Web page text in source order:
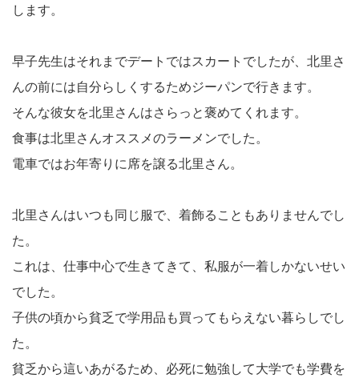
します。
早子先生はそれまでデートではスカートでしたが、北里さ
んの前には自分らしくするためジーパンで行きます。
そんな彼女を北里さんはさらっと褒めてくれます。
食事は北里さんオススメのラーメンでした。
電車ではお年寄りに席を譲る北里さん。
北里さんはいつも同じ服で、着飾ることもありませんでし
た。
これは、仕事中心で生きてきて、私服が一着しかないせい
でした。
子供の頃から貧乏で学用品も買ってもらえない暮らしでし
た。
貧乏から這いあがるため、必死に勉強して大学でも学費を